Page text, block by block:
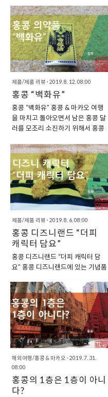
이는 작품이지요. 이 작품은 왕가위
감독의 이름을 세계에 알리는 첫 작
품이 되었습니다. 영화는 1995년
14회 홍콩 금상장영화제 작품상, 감
독상, 남우주연상, 편집상을 동시에
수상했습니다...
규모가 그리 크지 않아서 점심시간
이나 저녁시간이 되면 많은 사람들
이 줄을 서서 기다리고 있는 모습을
볼 수 있는데요. 하지만, 이러한 합
석 문화 덕분에 생각보다 줄은 빨리
줄어드는 편입니다. “홍콩 식당의
합석 문화” 이렇게 홍콩에서 흔히
볼 수 있는 합석 문화는 장점과 단점
을 갖고 있기도 합니다. 하지만, 저
이 더 많다는 생각을 하게 되었습니
다. 홍콩을 여럿이서 친구들과 방문
했다면, 이런 합석 문화가 불편하게
느껴졌을 수도 있겠지만, 저는 이 때
홍콩을 혼자서 방문했기 때문에, 홍
콩의 합석 문화는 저에게는 좋은 문
화 중의 하나였습니다. “혼자 먹기
에도 부담스럽지 않은 ..
제품/제품 리뷰 · 2019. 8. 12. 08:00
홍콩 “백화유”
홍콩 “백화유” 홍콩 & 마카오 여행
을 마치고 돌아오면서 남은 홍콩 달
러를 모조리 소진하기 위해서 홍콩
녔습니다. 홍콩 공항에 있는 면세점
이 문을 닫기 직전까지 부지런히 돌
아다니면서 홍콩 달러를 모두 소진
하려고 노력했는데요. 원래대로라
면, 홍콩에서 티머니 카드처럼 활용
할 수 있는 “옥토퍼스 카드”에 있는
금액이 -49.9 HKD가 될 때까지 사
용해야 하지만, 옥토퍼스 카드는 그
냥 두기로 했습니다. 금액이 너무 애
매하게 남어서 구입할 만한 제품이
번째 홍콩 여행이었던지라 어떤 것
을 사야 할지 잘 알지도 못했습니다.
“홍콩에서 구입한 백화유” 홍콩에
공항 곳곳에 있는 “마닝스”에서 여
러 가지 제품을 살펴보았는데요. 우
리나라 사람들에게 인기 좋..
제품/제품 리뷰 · 2019. 8. 6. 08:00
홍콩 디즈니랜드 “더피
캐릭터 담요”
홍콩 디즈니랜드 “더피 캐릭터 담
요” 홍콩 디즈니랜드에 있는 기념품
기능이 있는 기념품은 “더피 캐릭터
담요”였습니다. 단순히 캐릭터 인형
과 같이 세워두는 제품이 아니라, 펼
치면 담요로 변신하는 나름 유용한
제품이었지요. “디즈니랜드, 더피
캐릭터 담요” 사실, 특별한 기능이
있는 것은 아닌데, 평소에는 인형처
럼 사용하다가 필요한 경우에는 담
요의 훅을 풀어서 펼치면 덮을 수 있
는 담요가 됩니다. 크기는 그리 크지
않아서, 얼마나 유용할지는 모르겠
해외여행/홍콩 & 마카오 · 2019. 7. 31.
08:00
홍콩의 1층은 1층이 아니
다?